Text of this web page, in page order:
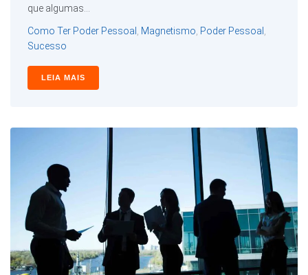
que algumas...
Como Ter Poder Pessoal , Magnetismo, Poder Pessoal ,
Sucesso
LEIA MAIS